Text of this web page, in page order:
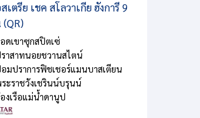
เตรีย เชค สโลวาเกีย ฮังการี 9
(QR)
ดเขาซุกสปิตเซ่
ราสาทนอยชวานสไตน์
อมปราการฟิชเชอร์แมนบาสเตียน
ะราชวังเชรินน์บรุนน์
งเรือแม่น้ำดานูป